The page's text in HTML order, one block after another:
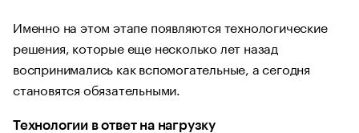
Именно на этом этапе появляются технологические
решения, которые еще несколько лет назад
воспринимались как вспомогательные, а сегодня
становятся обязательными.
Технологии в ответ на нагрузку